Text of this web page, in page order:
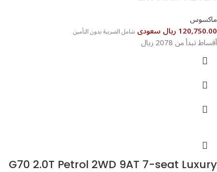
ماكسوس
120,750.00 ريال سعودى شامل الضريبة بدون التأمين
أقساط تبدأ من 2078 ريال
G70 2.0T Petrol 2WD 9AT 7-seat Luxury